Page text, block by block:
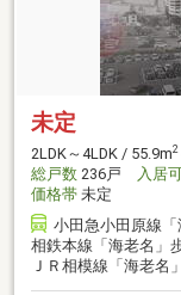
未定
2LDK～4LDK / 55.9m2
総戸数 236戸 入居
価格帯 未定
小田急小田原線
相鉄本線「海老名」
ＪＲ相模線「海老名